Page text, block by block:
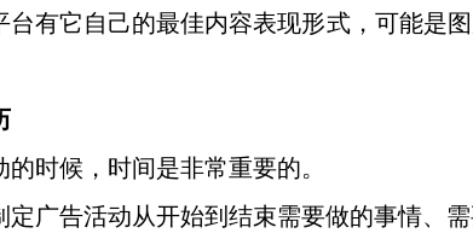
台有它自己的最佳内容表现形式，可能是
时候，时间是非常重要的。
广告活动从开始到结束需要做的事情、需